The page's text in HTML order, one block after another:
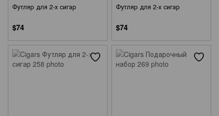
Футляр для 2-х сигар
$74
Футляр для 2-х сигар
$74